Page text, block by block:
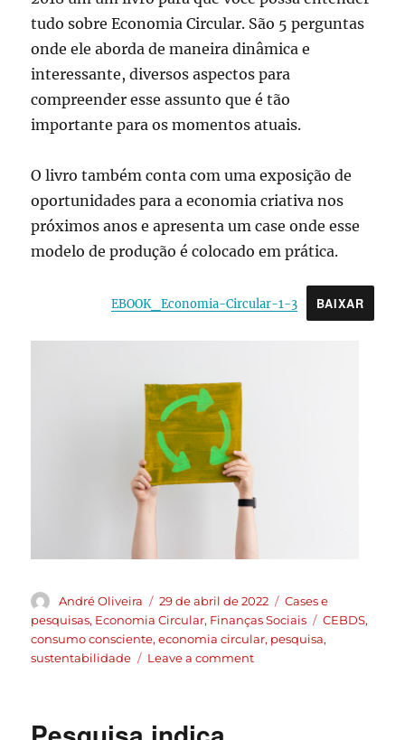
tudo sobre Economia Circular. São 5 perguntas
onde ele aborda de maneira dinâmica e
interessante, diversos aspectos para
compreender esse assunto que é tão
importante para os momentos atuais.
O livro também conta com uma exposição de
oportunidades para a economia criativa nos
próximos anos e apresenta um case onde esse
modelo de produção é colocado em prática.
EBOOK_Economia-Circular-1-3 BAIXAR
André Oliveira 29 de abril de 2022
Cases e
pesquisas, Economia Circular, Finanças Sociais CEBDS,
consumo consciente,economia circular, pesquisa,
sustentabilidade
Leave a comment